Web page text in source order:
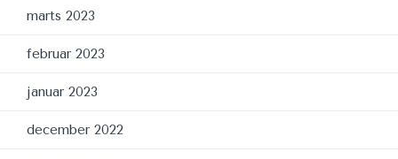
marts 2023
februar 2023
januar 2023
december 2022